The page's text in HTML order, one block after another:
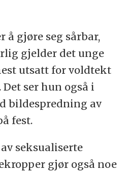
å gjøre seg sårbar,
gjelder det unge
utsatt for voldtekt
ser hun også i
bildespredning av
fest.
seksualiserte
gjør også noe